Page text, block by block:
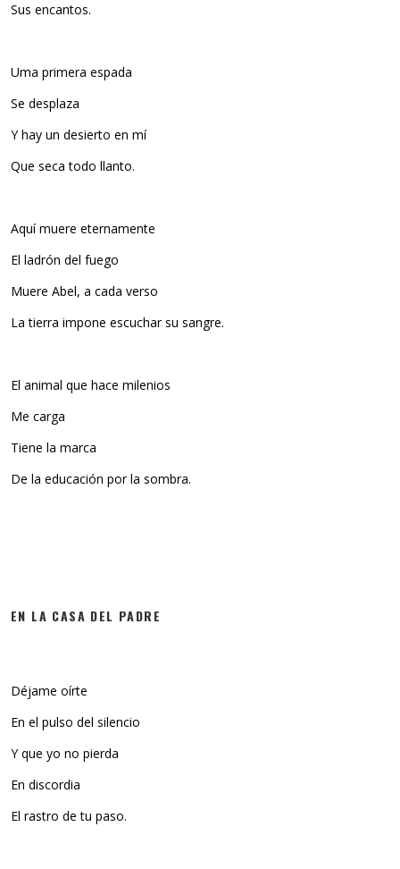
Sus encantos.
Uma primera espada
Se desplaza
Y hay un desierto en mí
Que seca todo llanto.
Aquí muere eternamente
El ladrón del fuego
Muere Abel, a cada verso
La tierra impone escuchar su sangre.
El animal que hace milenios
Me carga
Tiene la marca
De la educación por la sombra.
EN LA CASA DEL PADRE
Déjame oírte
En el pulso del silencio
Y que yo no pierda
En discordia
El rastro de tu paso.